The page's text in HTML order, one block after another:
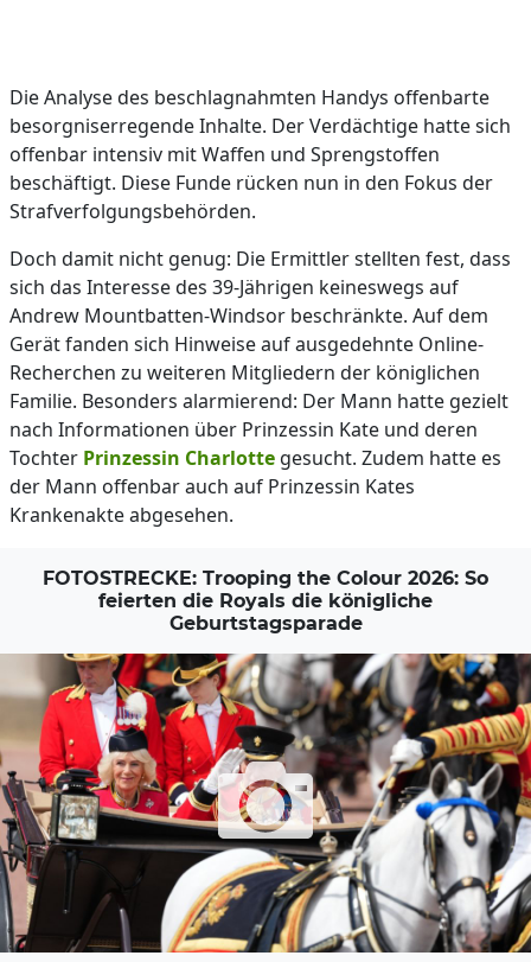
Die Analyse des beschlagnahmten Handys offenbarte
besorgniserregende Inhalte. Der Verdächtige hatte sich
offenbar intensiv mit Waffen und Sprengstoffen
beschäftigt. Diese Funde rücken nun in den Fokus der
Strafverfolgungsbehörden.
Doch damit nicht genug: Die Ermittler stellten fest, dass
sich das Interesse des 39-Jährigen keineswegs auf
Andrew Mountbatten-Windsor beschränkte. Auf dem
Gerät fanden sich Hinweise auf ausgedehnte Online-
Recherchen zu weiteren Mitgliedern der königlichen
Familie. Besonders alarmierend: Der Mann hatte gezielt
nach Informationen über Prinzessin Kate und deren
Tochter Prinzessin Charlotte gesucht. Zudem hatte es
der Mann offenbar auch auf Prinzessin Kates
Krankenakte abgesehen.
FOTOSTRECKE: Trooping the Colour 2026: So
feierten die Royals die königliche
Geburtstagsparade